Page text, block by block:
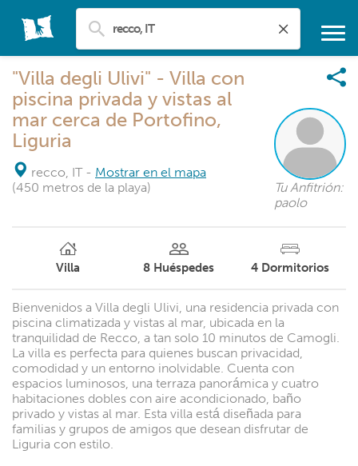
"Villa degli Ulivi" - Villa con
piscina privada y vistas al
mar cerca de Portofino,
Liguria
recco, IT - Mostrar en el mapa
(450 metros de la playa)
Tu Anfitrión:
paolo
Villa 8 Huéspedes 4 Dormitorios
Bienvenidos a Villa degli Ulivi, una residencia privada con
piscina climatizada y vistas al mar, ubicada en la
tranquilidad de Recco, a tan solo 10 minutos de Camogli.
La villa es perfecta para quienes buscan privacidad,
comodidad y un entorno inolvidable. Cuenta con
espacios luminosos, una terraza panorámica y cuatro
habitaciones dobles con aire acondicionado, baño
privado y vistas al mar. Esta villa está diseñada para
familias y grupos de amigos que desean disfrutar de
Liguria con estilo.